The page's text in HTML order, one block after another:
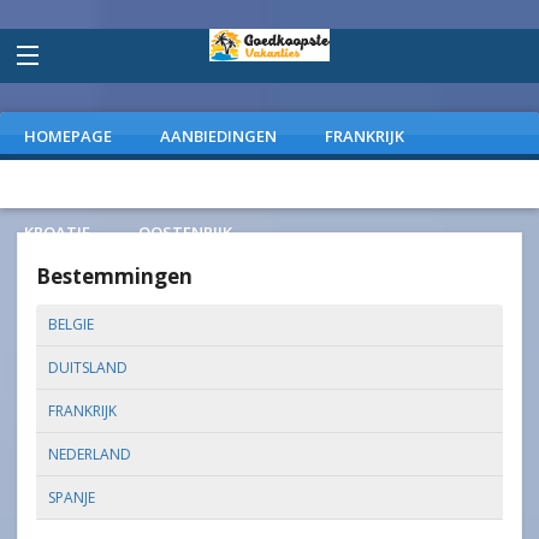
HOMEPAGE AANBIEDINGEN FRANKRIJK
KROATIE OOSTENRIJK
Bestemmingen
BELGIE
DUITSLAND
FRANKRIJK
NEDERLAND
SPANJE